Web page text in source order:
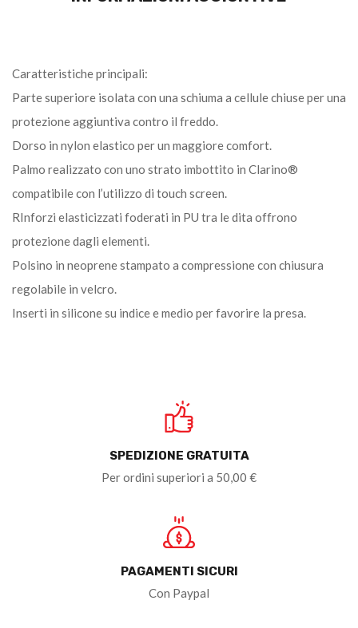
Caratteristiche principali:
Parte superiore isolata con una schiuma a cellule chiuse per una
protezione aggiuntiva contro il freddo.
Dorso in nylon elastico per un maggiore comfort.
Palmo realizzato con uno strato imbottito in Clarino®
compatibile con l’utilizzo di touch screen.
RInforzi elasticizzati foderati in PU tra le dita offrono
protezione dagli elementi.
Polsino in neoprene stampato a compressione con chiusura
regolabile in velcro.
Inserti in silicone su indice e medio per favorire la presa.
SPEDIZIONE GRATUITA
Per ordini superiori a 50,00 €
PAGAMENTI SICURI
Con Paypal